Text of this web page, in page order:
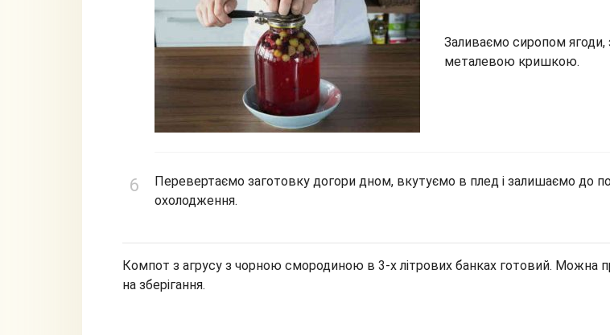
Заливаємо сиропом ягоди,
металевою кришкою.
Перевертаємо заготовку догори дном, вкутуємо в плед і залишаємо до
охолодження.
Компот з агрусу з чорною смородиною в 3-х літрових банках готовий. Можна
на зберігання.